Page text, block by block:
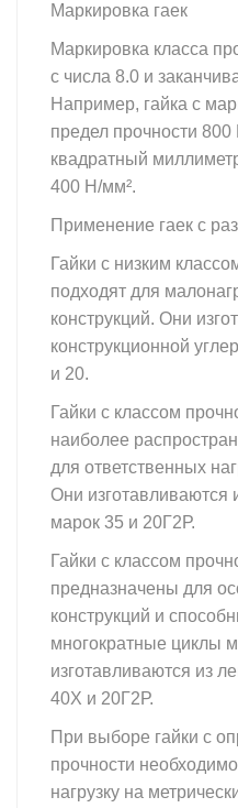
Маркировка гаек
Маркировка класса
с числа 8.0 и
Например, гайка с
предел прочности
квадратный
400 Н/мм².
Применение гаек с
Гайки с низким
подходят для
конструкций. Они
конструкционной
и 20.
Гайки с классом
наиболее
для ответственных
Они изготавливаются
марок 35 и 20Г2Р.
Гайки с классом
предназначены для
конструкций и
многократные циклы
изготавливаются из
40Х и 20Г2Р.
При выборе гайки с
прочности
нагрузку на